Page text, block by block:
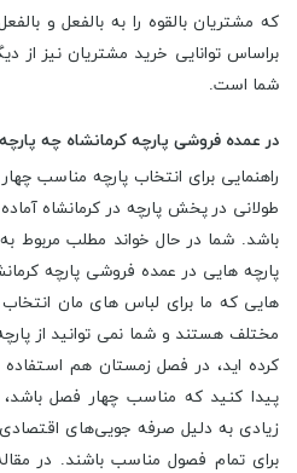
که مشتریان بالقوه را به بالفعل و
براساس توانایی خرید مشتریان نیز از
شما است.
در عمده فروشی پارچه کرمانشاه چه
راهنمایی برای انتخاب پارچه مناسب
طولانی در پخش پارچه در کرمانشاه
باشد. شما در حال خواند مطلب مربوط
پارچه هایی در عمده فروشی پارچه
هایی که ما برای لباس های ‌مان
مختلف هستند و شما نمی ‌توانید از
کرده اید، در فصل زمستان هم استفاده
پیدا کنید که مناسب چهار فصل
زیادی به دلیل صرفه جویی‌های
برای تمام فصول مناسب باشند. در